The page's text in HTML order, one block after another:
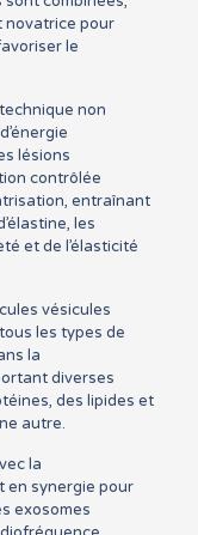
novatrice pour
le
non
lésions
contrôlée
entraînant
les
et de l’élasticité
vésicules
les types de
la
diverses
des lipides et
autre.
la
en synergie pour
exosomes